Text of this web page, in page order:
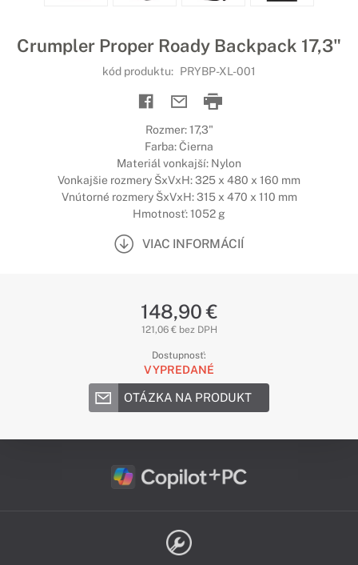
Crumpler Proper Roady Backpack 17,3"
kód produktu: PRYBP-XL-001
Rozmer: 17,3"
Farba: Čierna
Materiál vonkajší: Nylon
Vonkajšie rozmery ŠxVxH: 325 x 480 x 160 mm
Vnútorné rozmery ŠxVxH: 315 x 470 x 110 mm
Hmotnosť: 1052 g
VIAC INFORMÁCIÍ
148,90 €
121,06 € bez DPH
Dostupnosť:
VYPREDANÉ
OTÁZKA NA PRODUKT